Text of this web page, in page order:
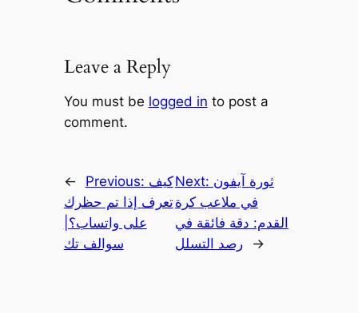
Leave a Reply
You must be logged in to post a
comment.
← Previous: كيف
تعرف إذا تم حظرك
على واتساب؟|
سوالف تك
Next: ثورة آيفون
في ملاعب كرة
القدم: دقة فائقة في
رصد التسلل
→